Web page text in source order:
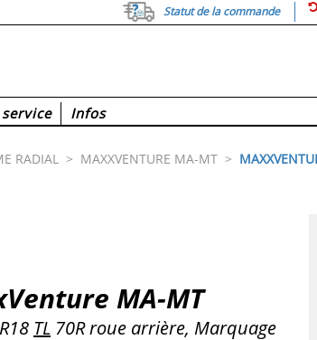
Statut de la commande
Infos
RADIAL > MAXXVENTURE MA-MT >
MA-MT
TL 70R roue arrière, Marquage